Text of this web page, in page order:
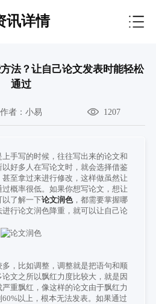
讯详情
法？让自己论文发表时能轻松
通过
作者： 小易 1207
手写的时候，往往写出来的论文和
好多人在写论文时，就会选择借鉴
至拿过来进行修改，这样做虽然让
概率很低。如果你想写论文，想让
以了解一下论文润色，都需要掌握哪
行论文润色降重，就可以让自己论
，比如调整，调整就是把语句和顺
文之所以飘红力度比较大，就是因
重飘红，像这样的论文由于飘红力
60%以上，根本无法发表。如果通过